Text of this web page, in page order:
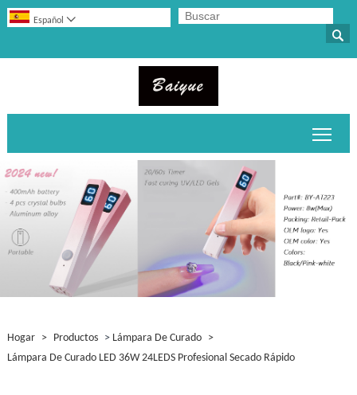

Español 
Hogar > Productos > Lámpara De Curado
>
Lámpara De Curado LED 36W 24LEDS Profesional Secado Rápido